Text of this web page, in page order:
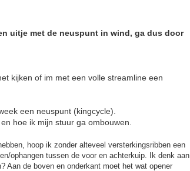
uitje met de neuspunt in wind, ga dus door
kijken of im met een volle streamline een
een neuspunt (kingcycle).
hoe ik mijn stuur ga ombouwen.
hoop ik zonder alteveel versterkingsribben een
ophangen tussen de voor en achterkuip. Ik denk aan
Aan de boven en onderkant moet het wat opener